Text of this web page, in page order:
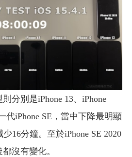
分別是iPhone 13、iPhone
代iPhone SE，當中下降最明顯
16分鐘。至於iPhone SE 2020
沒有變化。